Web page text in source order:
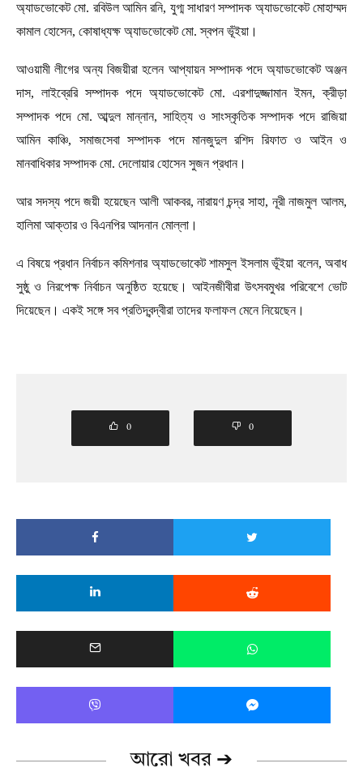
অ্যাডভোকেট মো. রবিউল আমিন রনি, যুগ্ম সাধারণ সম্পাদক অ্যাডভোকেট মোহাম্মদ
কামাল হোসেন, কোষাধ্যক্ষ অ্যাডভোকেট মো. স্বপন ভূঁইয়া।
আওয়ামী লীগের অন্য বিজয়ীরা হলেন আপ্যায়ন সম্পাদক পদে অ্যাডভোকেট অঞ্জন
দাস, লাইব্রেরি সম্পাদক পদে অ্যাডভোকেট মো. এরশাদুজ্জামান ইমন, ক্রীড়া
সম্পাদক পদে মো. আব্দুল মান্নান, সাহিত্য ও সাংস্কৃতিক সম্পাদক পদে রাজিয়া
আমিন কাঞ্চি, সমাজসেবা সম্পাদক পদে মানজুদুল রশিদ রিফাত ও আইন ও
মানবাধিকার সম্পাদক মো. দেলোয়ার হোসেন সুজন প্রধান।
আর সদস্য পদে জয়ী হয়েছেন আলী আকবর, নারায়ণ চন্দ্র সাহা, নূরী নাজমুল আলম,
হালিমা আক্তার ও বিএনপির আদনান মোল্লা।
এ বিষয়ে প্রধান নির্বাচন কমিশনার অ্যাডভোকেট শামসুল ইসলাম ভূঁইয়া বলেন, অবাধ
সুষ্ঠু ও নিরপেক্ষ নির্বাচন অনুষ্ঠিত হয়েছে। আইনজীবীরা উৎসবমুখর পরিবেশে ভোট
দিয়েছেন। একই সঙ্গে সব প্রতিদ্বন্দ্বীরা তাদের ফলাফল মেনে নিয়েছেন।
0 0
আরো খবর ➔